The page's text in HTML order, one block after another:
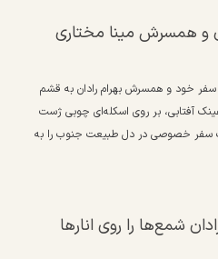
و همسرش مینا مختاری
سفر خود و همسرش بهرام رادان به قشم
آفتابی، بر روی اسکله‌ای چوبی ژست
یک سفر خصوصی در دل طبیعت جنوب را به
شمع‌ها را روی انارها